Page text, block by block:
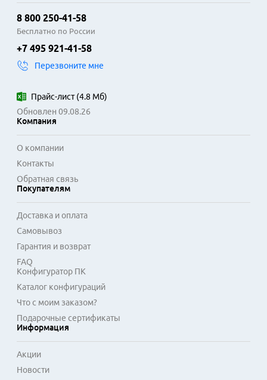
8 800 250-41-58
Бесплатно по России
+7 495 921-41-58
Перезвоните мне
Прайс-лист(4.8 Мб)
Обновлен 09.08.26
Компания
О компании
Контакты
Обратная связь
Покупателям
Доставка и оплата
Самовывоз
Гарантия и возврат
FAQ
Конфигуратор ПК
Каталог конфигураций
Что с моим заказом?
Подарочные сертификаты
Информация
Акции
Новости